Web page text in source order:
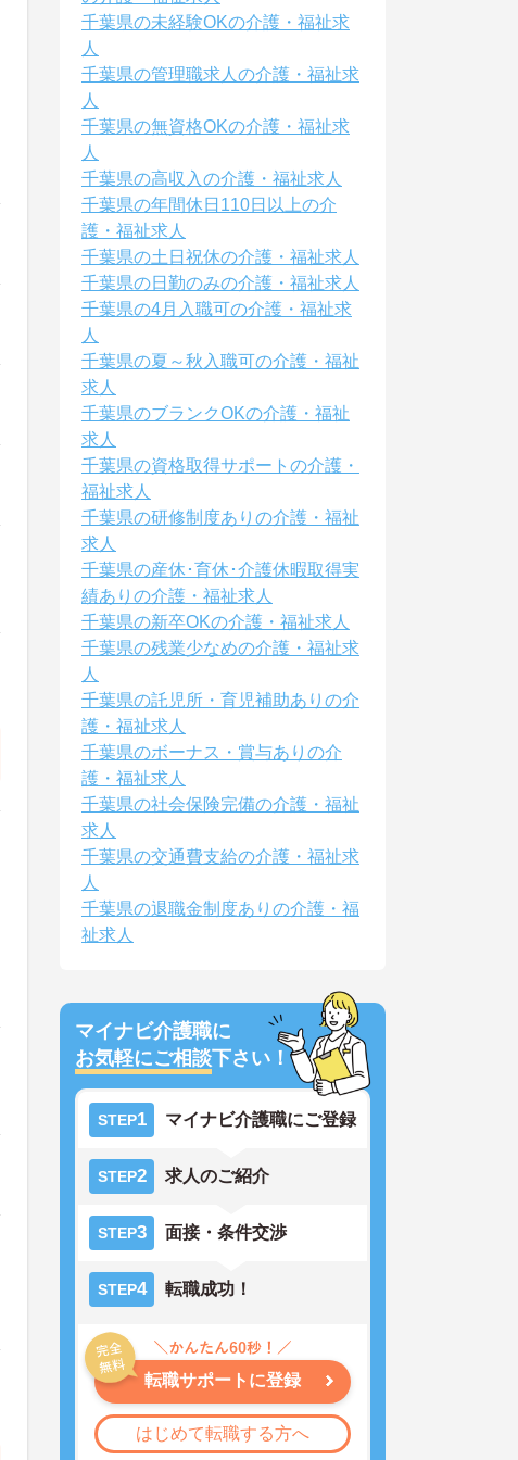
千葉県の未経験OKの介護・福祉求
人
千葉県の管理職求人の介護・福祉求
人
千葉県の無資格OKの介護・福祉求
人
千葉県の高収入の介護・福祉求人
千葉県の年間休日110日以上の介
護・福祉求人
千葉県の土日祝休の介護・福祉求人
千葉県の日勤のみの介護・福祉求人
千葉県の4月入職可の介護・福祉求
人
千葉県の夏～秋入職可の介護・福祉
求人
千葉県のブランクOKの介護・福祉
求人
千葉県の資格取得サポートの介護・
福祉求人
千葉県の研修制度ありの介護・福祉
求人
千葉県の産休･育休･介護休暇取得実
績ありの介護・福祉求人
千葉県の新卒OKの介護・福祉求人
千葉県の残業少なめの介護・福祉求
人
千葉県の託児所・育児補助ありの介
護・福祉求人
千葉県のボーナス・賞与ありの介
護・福祉求人
千葉県の社会保険完備の介護・福祉
求人
千葉県の交通費支給の介護・福祉求
人
千葉県の退職金制度ありの介護・福
祉求人
マイナビ介護職に
お気軽にご相談下さい！
STEP1 マイナビ介護職にご登録
STEP2 求人のご紹介
STEP3 面接・条件交渉
STEP4 転職成功！
転職サポートに登録
はじめて転職する方へ